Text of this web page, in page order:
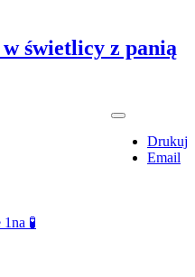
świetlicy z panią
Drukuj
Email
🧪